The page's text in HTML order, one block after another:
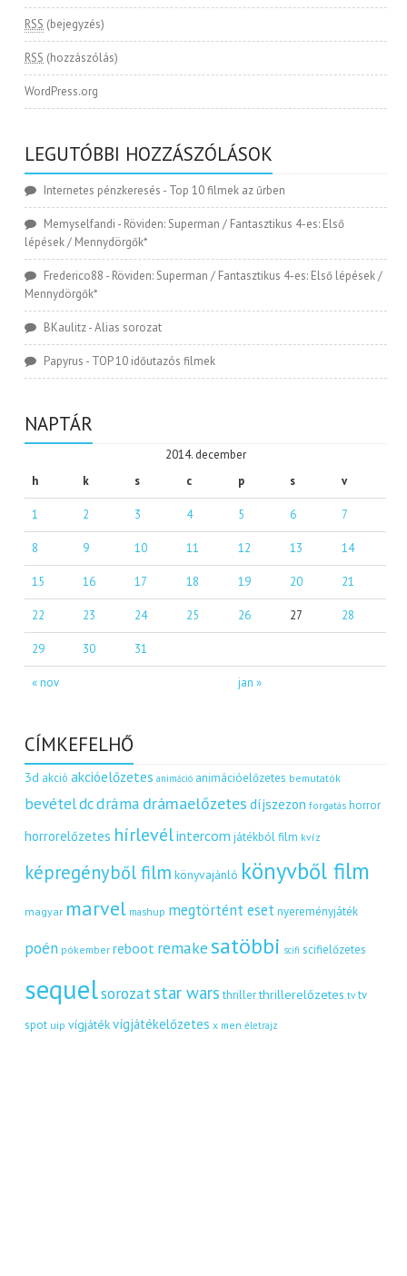
RSS (bejegyzés)
RSS (hozzászólás)
WordPress.org
LEGUTÓBBI HOZZÁSZÓLÁSOK
Internetes pénzkeresés - Top 10 filmek az űrben
Memyselfandi - Röviden: Superman / Fantasztikus 4-es: Első
lépések / Mennydörgők*
Frederico88 - Röviden: Superman / Fantasztikus 4-es: Első lépések /
Mennydörgők*
BKaulitz-Alias sorozat
Papyrus - TOP 10 időutazós filmek
NAPTÁR
2014. december
h
k s c p s v
« nov jan »
1 2 3 4 5 6 7
8 9 10 11 12 13 14
15 16 17 18 19 20 21
22 23 24 25 26 27 28
29 30 31
CÍMKEFELHŐ
3d akció akcióelőzetes animáció animációelőzetes bemutatók
bevételdcdráma drámaelőzetes díjszezon forgatás horror
horrorelőzetes hírlevélintercom játékból film kvíz
képregényből film könyvajánló könyvből film
magyar marvel mashup megtörtént eset nyereményjáték
poén pókember reboot remakesatöbbi scifi scifielőzetes
sequelsorozatstar wars thriller thrillerelőzetes tv tv
spot uip vígjátékvígjátékelőzetes x men életrajz